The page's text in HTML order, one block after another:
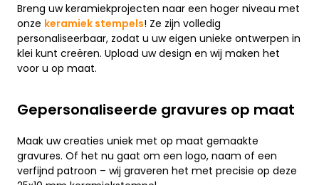
Breng uw keramiekprojecten naar een hoger niveau met
onze keramiek stempels! Ze zijn volledig
personaliseerbaar, zodat u uw eigen unieke ontwerpen in
klei kunt creëren. Upload uw design en wij maken het
voor u op maat.
Gepersonaliseerde gravures op maat
Maak uw creaties uniek met op maat gemaakte
gravures. Of het nu gaat om een logo, naam of een
verfijnd patroon – wij graveren het met precisie op deze